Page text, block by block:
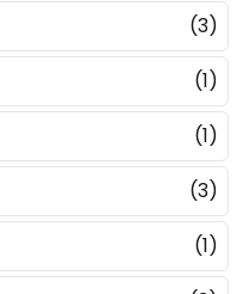
(3)
(1)
(1)
(3)
(1)